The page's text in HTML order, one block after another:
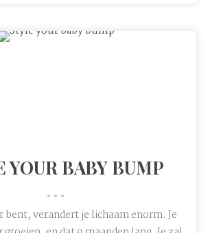
YOUR BABY BUMP
•••
bent, verandert je lichaam enorm. Je